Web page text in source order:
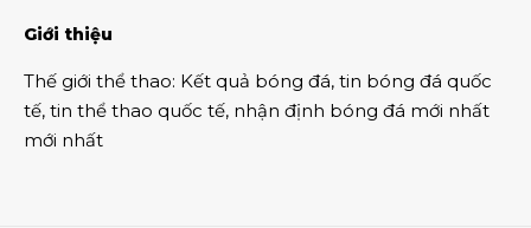
Giới thiệu
Thế giới thể thao: Kết quả bóng đá, tin bóng đá quốc
tế, tin thể thao quốc tế, nhận định bóng đá mới nhất
mới nhất